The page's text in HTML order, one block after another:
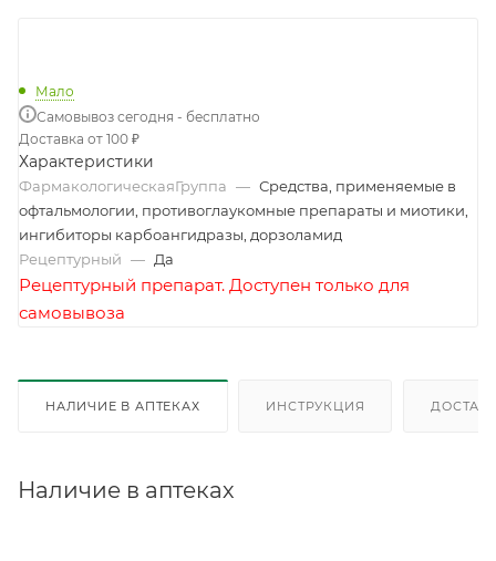
Мало
Самовывоз сегодня - бесплатно
Доставка от 100 ₽
Характеристики
ФармакологическаяГруппа — Средства, применяемые в
офтальмологии, противоглаукомные препараты и миотики,
ингибиторы карбоангидразы, дорзоламид
Рецептурный — Да
Рецептурный препарат. Доступен только для
самовывоза
НАЛИЧИЕ В АПТЕКАХ ИНСТРУКЦИЯ
Наличие в аптеках